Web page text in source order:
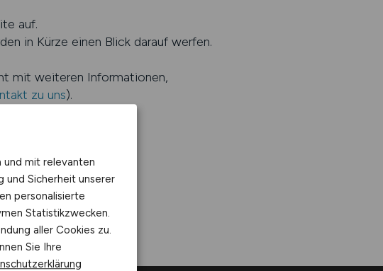
auf.
in Kürze einen Blick darauf werfen.
mit weiteren Informationen,
zu uns).
und mit relevanten
und Sicherheit unserer
personalisierte
Statistikzwecken.
aller Cookies zu.
Sie Ihre